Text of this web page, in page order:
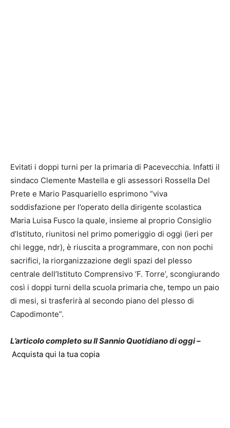
Evitati i doppi turni per la primaria di Pacevecchia. Infatti il
sindaco Clemente Mastella e gli assessori Rossella Del
Prete e Mario Pasquariello esprimono “viva
soddisfazione per l’operato della dirigente scolastica
Maria Luisa Fusco la quale, insieme al proprio Consiglio
d’Istituto, riunitosi nel primo pomeriggio di oggi (ieri per
chi legge, ndr), è riuscita a programmare, con non pochi
sacrifici, la riorganizzazione degli spazi del plesso
centrale dell’Istituto Comprensivo ‘F. Torre’, scongiurando
così i doppi turni della scuola primaria che, tempo un paio
di mesi, si trasferirà al secondo piano del plesso di
Capodimonte”.
L’articolo completo su Il Sannio Quotidiano di oggi –
Acquista qui la tua copia